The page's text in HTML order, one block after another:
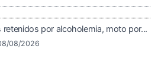
retenidos por alcoholemia, moto por...
08/2026